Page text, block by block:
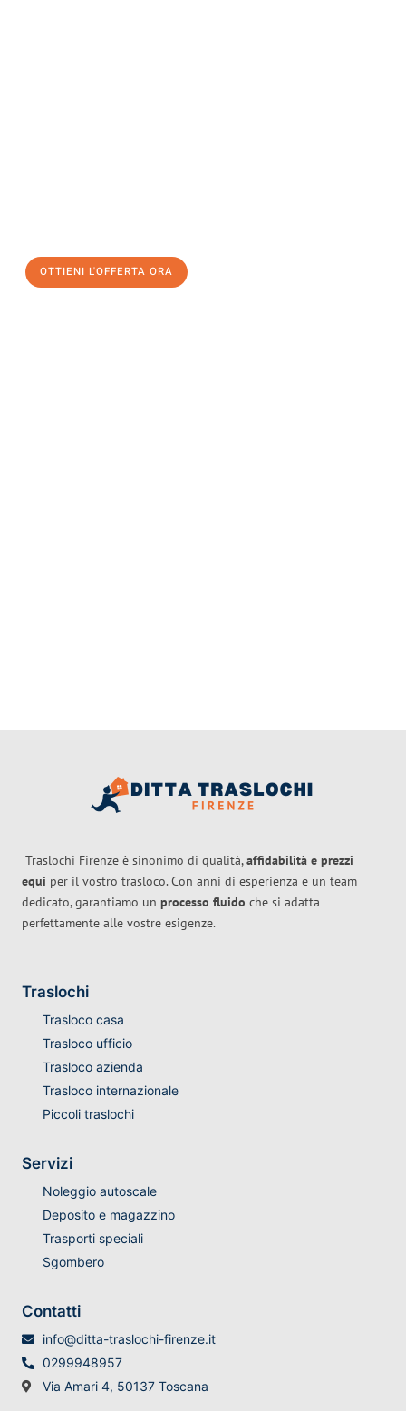
OTTIENI L'OFFERTA ORA
Traslochi Firenze è sinonimo di qualità,affidabilità e prezzi
equi per il vostro trasloco. Con anni di esperienza e un team
dedicato, garantiamo un processo fluido che si adatta
perfettamente alle vostre esigenze.
Traslochi
Trasloco casa
Trasloco ufficio
Trasloco azienda
Trasloco internazionale
Piccoli traslochi
Servizi
Noleggio autoscale
Deposito e magazzino
Trasporti speciali
Sgombero
Contatti
info@ditta-traslochi-firenze.it
0299948957
Via Amari 4, 50137 Toscana